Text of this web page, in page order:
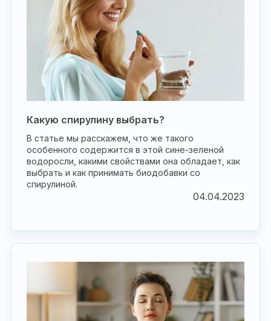
Какую спирулину выбрать?
В статье мы расскажем, что же такого
особенного содержится в этой сине-зеленой
водоросли, какими свойствами она обладает, как
выбрать и как принимать биодобавки со
спирулиной.
04.04.2023